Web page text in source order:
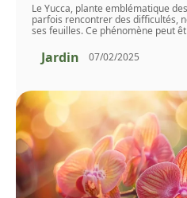
Le Yucca, plante emblématique
parfois rencontrer des difficultés,
ses feuilles. Ce phénomène peut
Jardin 07/02/2025